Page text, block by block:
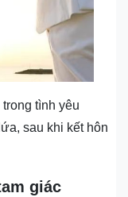
tình yêu
sau khi kết hôn
giác